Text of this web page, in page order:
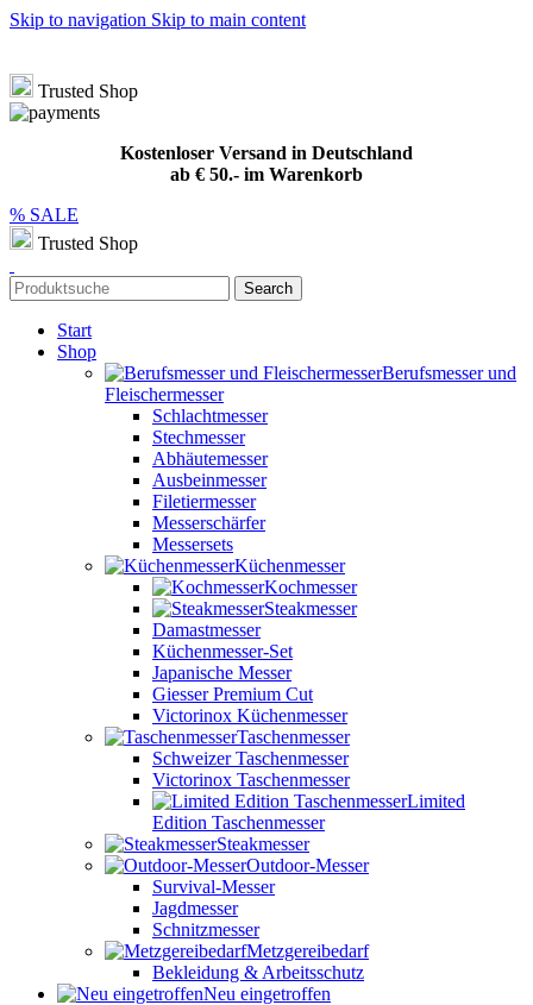
Skip to navigation Skip to main content
Trusted Shop
Kostenloser Versand in Deutschland
ab € 50.- im Warenkorb
% SALE
Trusted Shop
Search
Start
Shop
Berufsmesser und
Fleischermesser
Schlachtmesser
Stechmesser
Abhäutemesser
Ausbeinmesser
Filetiermesser
Messerschärfer
Messersets
Küchenmesser
Kochmesser
Steakmesser
Damastmesser
Küchenmesser-Set
Japanische Messer
Giesser Premium Cut
Victorinox Küchenmesser
Taschenmesser
Schweizer Taschenmesser
Victorinox Taschenmesser
Limited
Edition Taschenmesser
Steakmesser
Outdoor-Messer
Survival-Messer
Jagdmesser
Schnitzmesser
Metzgereibedarf
Bekleidung & Arbeitsschutz
Neu eingetroffen